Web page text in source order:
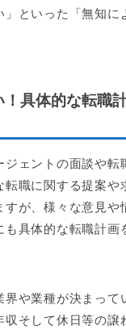
」といった「無知に
具体的な転職
ジェントの面談や転
転職に関する提案や
すが、様々な意見や
も具体的な転職計画
界や業種が決まって
収そして休日等の譲